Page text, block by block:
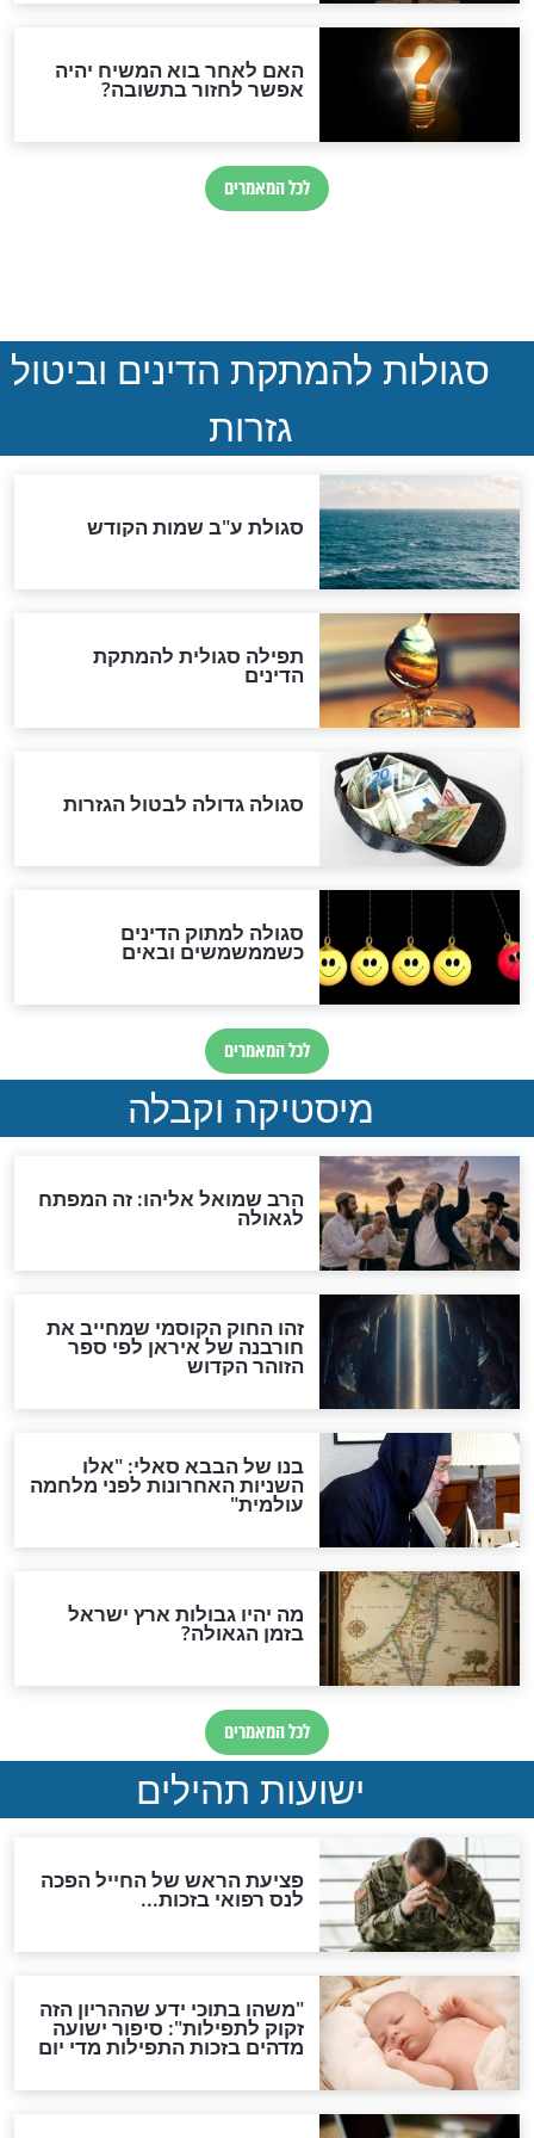
ההסכם החשאי של טראמפ
ואיראן: בלי שקיפות ועם הרבה
"מודה לקב"ה על כל השנים"
לכל המאמרים
אחרית הימים
האם אפשר לחשב את הקץ?
מה יהיה בימות המשיח?
"לפני הגאולה תהיה אפיקורסות
והכחשה גדולה מאוד של
האמונה"
האם לאחר בוא המשיח יהיה
אפשר לחזור בתשובה?
לכל המאמרים
להמתקת הדינים וביטול
גזרות
סגולת ע"ב שמות הקודש
תפילה סגולית להמתקת
הדינים